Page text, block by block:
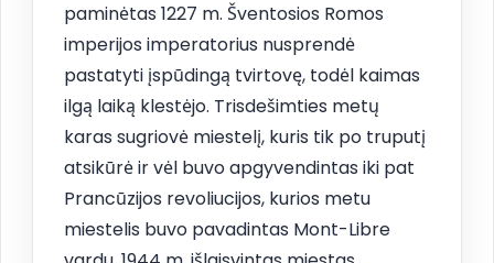
paminėtas 1227 m. Šventosios Romos
imperijos imperatorius nusprendė
pastatyti įspūdingą tvirtovę, todėl kaimas
ilgą laiką klestėjo. Trisdešimties metų
karas sugriovė miestelį, kuris tik po truputį
atsikūrė ir vėl buvo apgyvendintas iki pat
Prancūzijos revoliucijos, kurios metu
miestelis buvo pavadintas Mont-Libre